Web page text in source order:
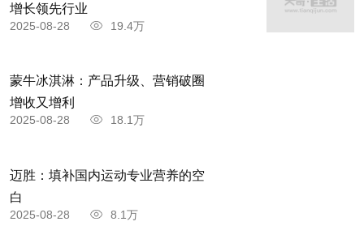
增长领先行业
2025-08-28 19.4万
蒙牛冰淇淋：产品升级、营销破圈
增收又增利
2025-08-28 18.1万
迈胜：填补国内运动专业营养的空
白
2025-08-28 8.1万